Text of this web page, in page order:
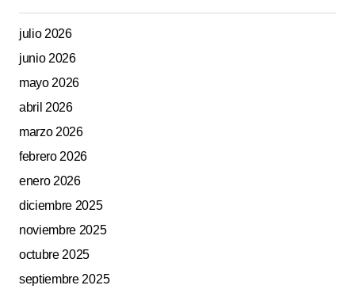
julio 2026
junio 2026
mayo 2026
abril 2026
marzo 2026
febrero 2026
enero 2026
diciembre 2025
noviembre 2025
octubre 2025
septiembre 2025